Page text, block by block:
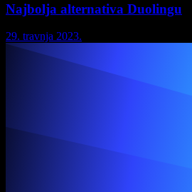
Najbolja alternativa Duolingu
29. travnja 2023.